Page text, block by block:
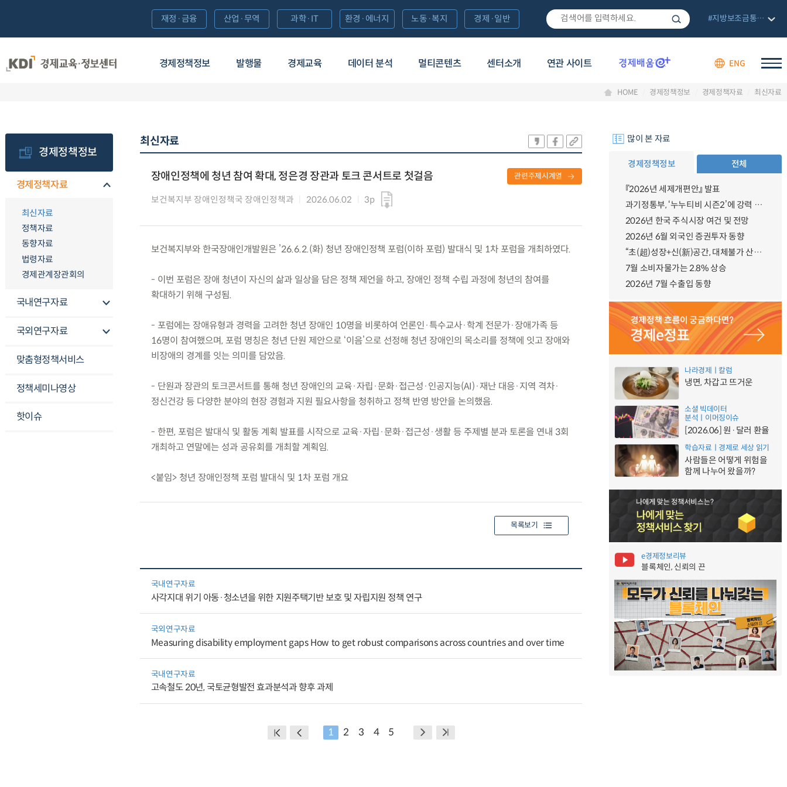
경제정책정보 발행물 경제교육 데이터 분석 멀티콘텐츠 센터소개 연관 사이트 ENG
재정·금융 산업·무역 과학·IT 환경·에너지 노동·복지 경제·일반 #지방보조금통합관리망
HOME 경제정책정보 경제정책자료 최신자료
경제정책정보
경제정책자료
최신자료
정책자료
동향자료
법령자료
경제관계장관회의
국내연구자료
국외연구자료
맞춤형정책서비스
정책세미나영상
핫이슈
최신자료
장애인정책에 청년 참여 확대, 정은경 장관과 토크 콘서트로 첫걸음
보건복지부 장애인정책국 장애인정책과 2026.06.02 3p
관련주제시계열
보건복지부와 한국장애인개발원은 ’26.6.2.(화) 청년 장애인정책 포럼(이하 포럼) 발대식 및 1차 포럼을 개최하였다.
- 이번 포럼은 장애 청년이 자신의 삶과 일상을 담은 정책 제언을 하고, 장애인 정책 수립 과정에 청년의 참여를
확대하기 위해 구성됨.
- 포럼에는 장애유형과 경력을 고려한 청년 장애인 10명을 비롯하여 언론인·특수교사·학계 전문가·장애가족 등
16명이 참여했으며, 포럼 명칭은 청년 단원 제안으로 ‘이음’으로 선정해 청년 장애인의 목소리를 정책에 잇고 장애와
비장애의 경계를 잇는 의미를 담았음.
- 단원과 장관의 토크콘서트를 통해 청년 장애인의 교육·자립·문화·접근성·인공지능(AI)·재난 대응·지역 격차·
정신건강 등 다양한 분야의 현장 경험과 지원 필요사항을 청취하고 정책 반영 방안을 논의했음.
- 한편, 포럼은 발대식 및 활동 계획 발표를 시작으로 교육·자립·문화·접근성·생활 등 주제별 분과 토론을 연내 3회
개최하고 연말에는 성과 공유회를 개최할 계획임.
<붙임> 청년 장애인정책 포럼 발대식 및 1차 포럼 개요
목록보기
국내연구자료
사각지대 위기 아동·청소년을 위한 지원주택기반 보호 및 자립지원 정책 연구
국외연구자료
Measuring disability employment gaps How to get robust comparisons across countries and over time
국내연구자료
고속철도 20년, 국토균형발전 효과분석과 향후 과제
1 2 3 4 5
많이 본 자료
경제정책정보 전체
『2026년 세제개편안』 발표
과기정통부, ‘누누티비 시즌2’에 강력 대응 의지 밝혀
2026년 한국 주식시장 여건 및 전망
2026년 6월 외국인 증권투자 동향
“초(超)성장+신(新)공간, 대체불가 산업강국”
7월 소비자물가는 2.8% 상승
2026년 7월 수출입 동향
나라경제ㅣ칼럼
냉면, 차갑고 뜨거운
소셜 빅데이터
분석ㅣ이머징이슈
[2026.06] 원·달러 환율
학습자료ㅣ경제로 세상 읽기
사람들은 어떻게 위험을
함께 나누어 왔을까?
e경제정보리뷰
블록체인, 신뢰의 끈